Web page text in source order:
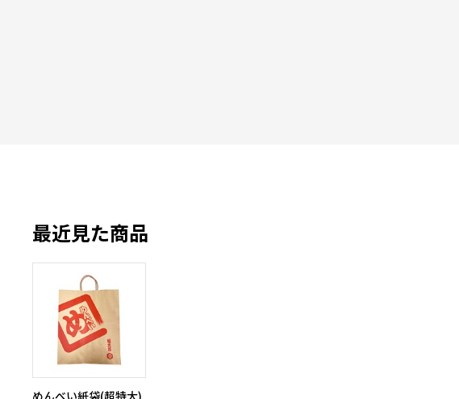
最近見た商品
めんべい紙袋(超特大)